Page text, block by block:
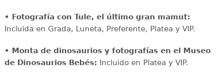
• Fotografía con Tule, el último gran mamut:
Incluida en Grada, Luneta, Preferente, Platea y VIP.
• Monta de dinosaurios y fotografías en el Museo
de Dinosaurios Bebés: Incluido en Platea y VIP.